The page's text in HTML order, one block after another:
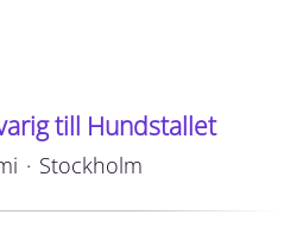
till Hundstallet
· Stockholm